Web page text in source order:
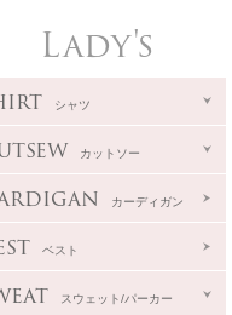
Lady's
シャツ
カットソー
カーディガン
ベスト
スウェット/パーカー